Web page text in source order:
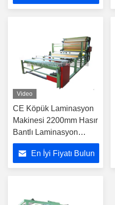
Video
CE Köpük Laminasyon
Makinesi 2200mm Hasır
Bantlı Laminasyon
Makinesi
En İyi Fiyatı Bulun